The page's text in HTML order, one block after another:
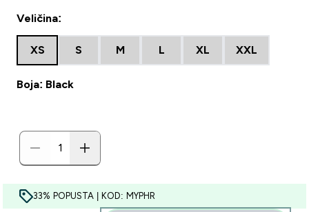
Veličina:
XS S M L XL XXL
Boja: Black
33% POPUSTA | KOD: MYPHR